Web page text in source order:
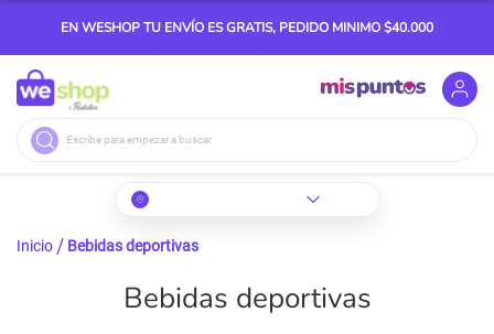
EN WESHOP TU ENVÍO ES GRATIS, PEDIDO MINIMO $40.000
Buscar
Inicio Bebidas deportivas
Bebidas deportivas